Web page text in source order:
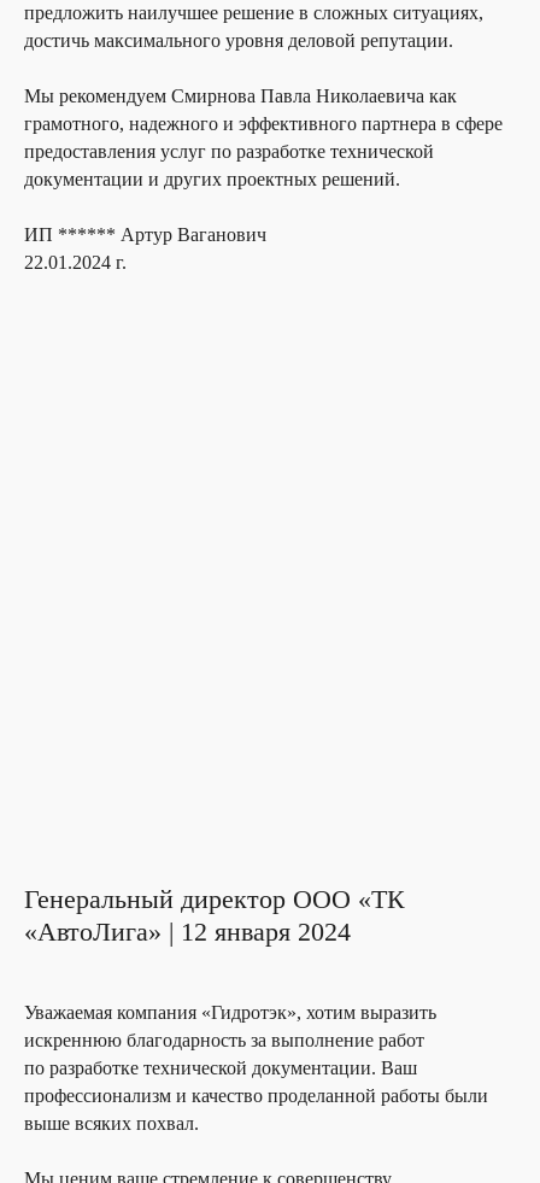
предложить наилучшее решение в сложных ситуациях,
достичь максимального уровня деловой репутации.
Мы рекомендуем Смирнова Павла Николаевича как
грамотного, надежного и эффективного партнера в сфере
предоставления услуг по разработке технической
документации и других проектных решений.
ИП ****** Артур Ваганович
22.01.2024 г.
Генеральный директор ООО «ТК
«АвтоЛига» | 12 января 2024
Уважаемая компания «Гидротэк», хотим выразить
искреннюю благодарность за выполнение работ
по разработке технической документации. Ваш
профессионализм и качество проделанной работы были
выше всяких похвал.
Мы ценим ваше стремление к совершенству